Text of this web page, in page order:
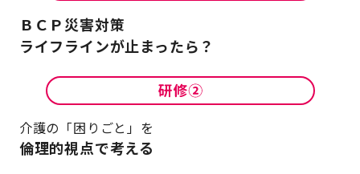
ＢＣＰ災害対策
ライフラインが止まったら？
介護の「困りごと」を
倫理的視点で考える